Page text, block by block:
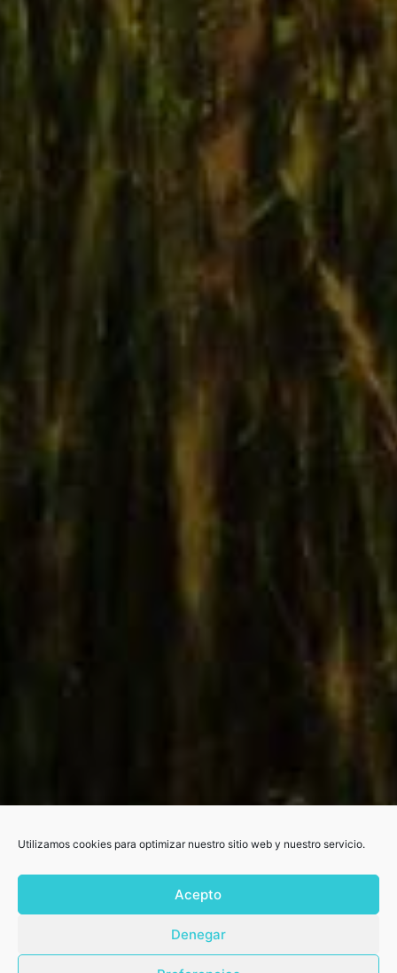
Utilizamos cookies para optimizar nuestro sitio web y nuestro servicio.
Acepto
Denegar